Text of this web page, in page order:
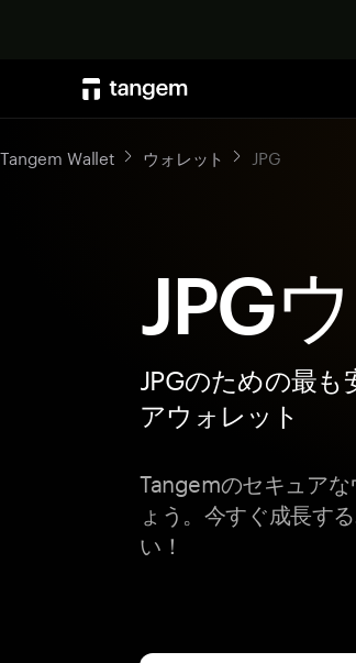
Tangem Wallet ウォレット JPG
JPG
JPGのための最も
アウォレット
Tangemのセキュア
ょう。今すぐ成長す
い！